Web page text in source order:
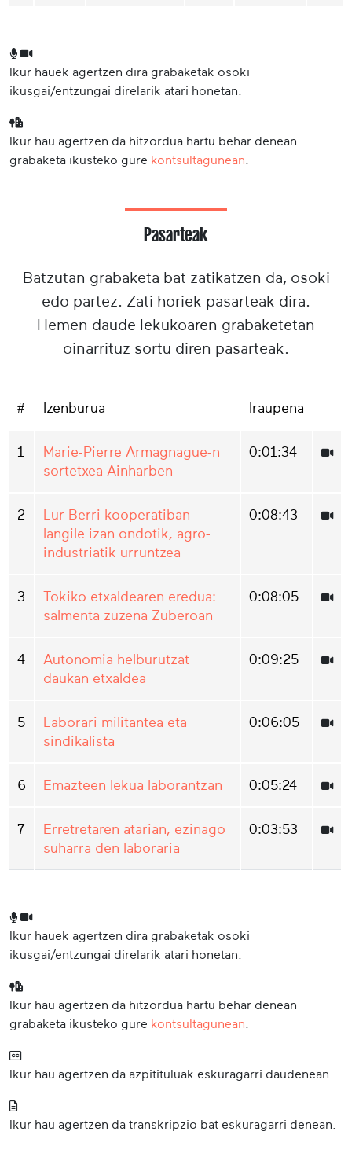
Ikur hauek agertzen dira grabaketak osoki
ikusgai/entzungai direlarik atari honetan.
Ikur hau agertzen da hitzordua hartu behar denean
grabaketa ikusteko gure kontsultagunean
Pasarteak
Batzutan grabaketa bat zatikatzen da, osoki
edo partez. Zati horiek pasarteak dira.
Hemen daude lekukoaren grabaketetan
oinarrituz sortu diren pasarteak.
# Izenburua Iraupena
1
Marie-Pierre Armagnague-n
sortetxea Ainharben
0:01:34
2
Lur Berri kooperatiban
langile izan ondotik, agro-
industriatik urruntzea
0:08:43
3
Tokiko etxaldearen eredua:
salmenta zuzena Zuberoan
0:08:05
4
Autonomia helburutzat
daukan etxaldea
0:09:25
5
Laborari militantea eta
sindikalista
0:06:05
6 Emazteen lekua laborantzan 0:05:24
7
Erretretaren atarian, ezinago
suharra den laboraria
0:03:53
Ikur hauek agertzen dira grabaketak osoki
ikusgai/entzungai direlarik atari honetan.
Ikur hau agertzen da hitzordua hartu behar denean
grabaketa ikusteko gure kontsultagunean
Ikur hau agertzen da azpitituluak eskuragarri daudenean.
Ikur hau agertzen da transkripzio bat eskuragarri denean.